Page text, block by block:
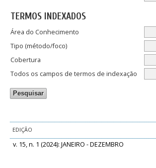
TERMOS INDEXADOS
Área do Conhecimento
Tipo (método/foco)
Cobertura
Todos os campos de termos de indexação
EDIÇÃO
v. 15, n. 1 (2024): JANEIRO - DEZEMBRO